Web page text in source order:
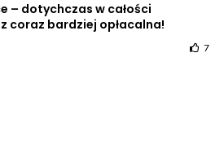
– dotychczas w całości
coraz bardziej opłacalna!
7